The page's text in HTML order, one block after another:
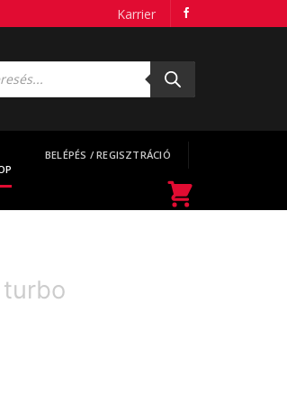
Karrier
BELÉPÉS / REGISZTRÁCIÓ